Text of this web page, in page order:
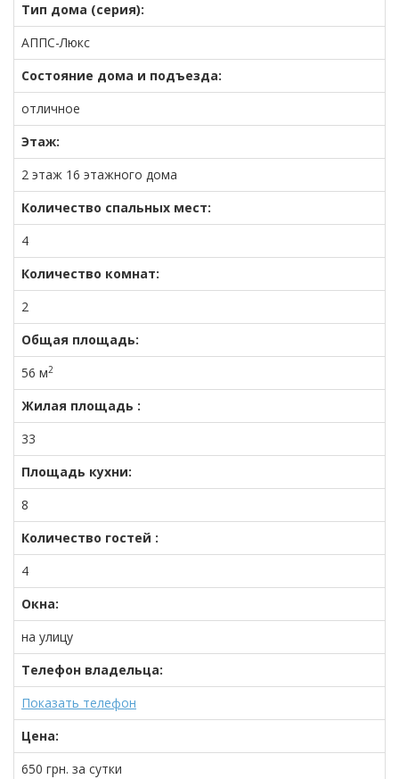
Тип дома (серия):
АППС-Люкс
Состояние дома и подъезда:
отличное
Этаж:
2 этаж 16 этажного дома
Количество спальных мест:
4
Количество комнат:
2
Общая площадь:
56 м2
Жилая площадь :
33
Площадь кухни:
8
Количество гостей :
4
Окна:
на улицу
Телефон владельца:
Показать телефон
Цена:
650 грн. за сутки